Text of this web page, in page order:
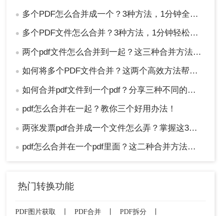
● 多个PDF怎么合并成一个？3种方法，1分钟全搞定！！
● 多个PDF文件怎么合并？3种方法，1分钟轻松搞定！!
● 两个pdf文件怎么合并到一起？这三种合并方法超实用！
● 如何将多个PDF文件合并？这两个高效方法帮你解决！
● 如何合并pdf文件到一个pdf？分享三种不同的方法来帮助您轻松合并！
● pdf怎么合并在一起？教你三个好用办法！
● 两张发票pdf合并成一个文件怎么弄？掌握这3种方法轻松合并！
● pdf怎么合并在一个pdf里面？这二种合并方法了解下！
热门转换功能
PDF图片获取 PDF合并 PDF拆分